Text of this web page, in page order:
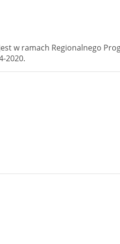
jest w ramach Regionalnego
2020.